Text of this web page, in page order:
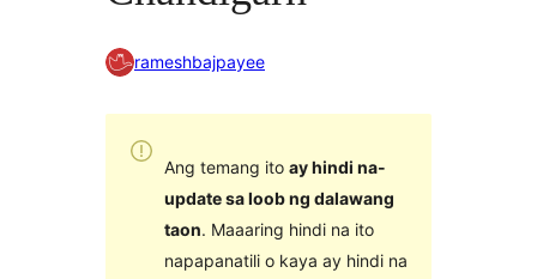
rameshbajpayee
Ang temang ito ay hindi na-
update sa loob ng dalawang
taon. Maaaring hindi na ito
napapanatili o kaya ay hindi na